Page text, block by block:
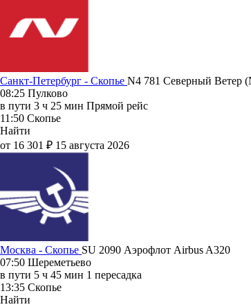
Санкт-Петербург - Скопье N4 781 Северный Ветер
08:25 Пулково
в пути 3 ч 25 мин Прямой рейс
11:50 Скопье
Найти
от 16 301 ₽ 15 августа 2026
Москва - Скопье SU 2090 Аэрофлот Airbus A320
07:50 Шереметьево
в пути 5 ч 45 мин 1 пересадка
13:35 Скопье
Найти